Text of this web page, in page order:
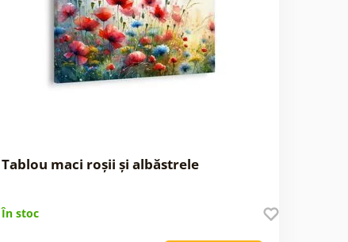
Tablou maci roșii și albăstrele
În stoc